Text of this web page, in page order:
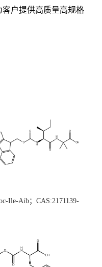
户提供高质量高规格
Ile-Aib；CAS:2171139-